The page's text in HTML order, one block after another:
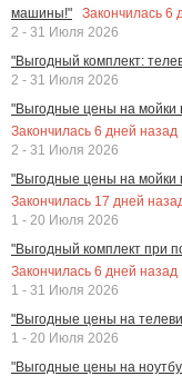
машины!"
Закончилась 6
2 - 31 Июля 2026
"Выгодный комплект:
2 - 31 Июля 2026
"Выгодные цены на мойки
Закончилась 6 дней назад
2 - 31 Июля 2026
"Выгодные цены на мойки
Закончилась 17 дней
1 - 20 Июля 2026
"Выгодный комплект при
Закончилась 6 дней назад
1 - 31 Июля 2026
"Выгодные цены на
1 - 20 Июля 2026
"Выгодные цены на